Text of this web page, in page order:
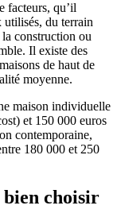
facteurs, qu’il
utilisés, du terrain
construction ou
Il existe des
de haut de
moyenne.
maison individuelle
et 150 000 euros
contemporaine,
180 000 et 250
choisir